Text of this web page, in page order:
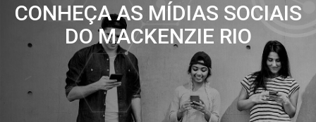
CONHEÇA AS MÍDIAS SOCIAIS
DO MACKENZIE RIO